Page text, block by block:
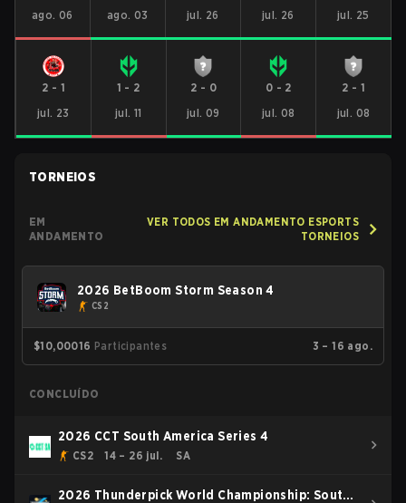
ago. 06
ago. 03
jul. 26
jul. 26
jul. 25
2 - 1
jul. 23
1 - 2
jul. 11
2 - 0
jul. 09
0 - 2
jul. 08
2 - 1
jul. 08
TORNEIOS
EM
ANDAMENTO
VER TODOS EM ANDAMENTO ESPORTS
TORNEIOS
2026 BetBoom Storm Season 4
CS2
$10,00016 Participantes 3 – 16 ago.
CONCLUÍDO
2026 CCT South America Series 4
CS2 14 – 26 jul. SA
2026 Thunderpick World Championship: South